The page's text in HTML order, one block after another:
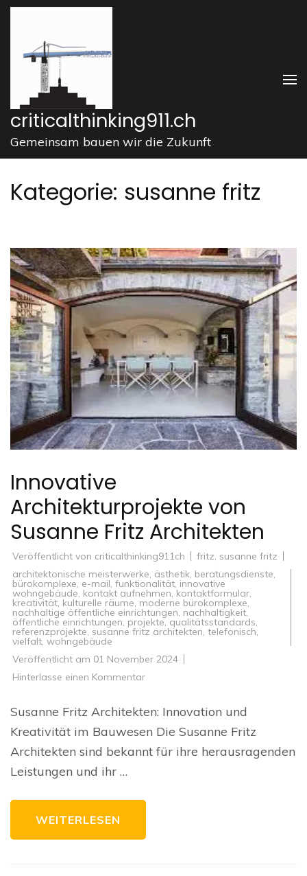
Zum
springen
drücken)
criticalthinking911.ch
Gemeinsam bauen wir die Zukunft
Kategorie: susanne fritz
Innovative
Architekturprojekte von
Susanne Fritz Architekten
Veröffentlicht von criticalthinking911ch fritz susanne fritz
architektonische meisterwerke ästhetik beratungsdienste
bürokomplexe e-mail funktionalität innovative
wohngebäude kontakt aufnehmen kontaktformular
kreativität kulturelle räume moderne bürokomplexe
nachhaltige öffentliche einrichtungen nachhaltigkeit
öffentliche einrichtungen projekte, qualitätsstandards
referenzprojekte susanne fritz architekten telefonisch
vielfalt wohngebäude
Veröffentlicht am 01 November 2024
Hinterlasse einen Kommentarzu
Susanne
Architekten
Susanne Fritz Architekten: Innovation und
Kreativität im Bauwesen Die Susanne Fritz
Architekten sind bekannt für ihre herausragenden
Leistungen und ihr …
WEITERLESEN